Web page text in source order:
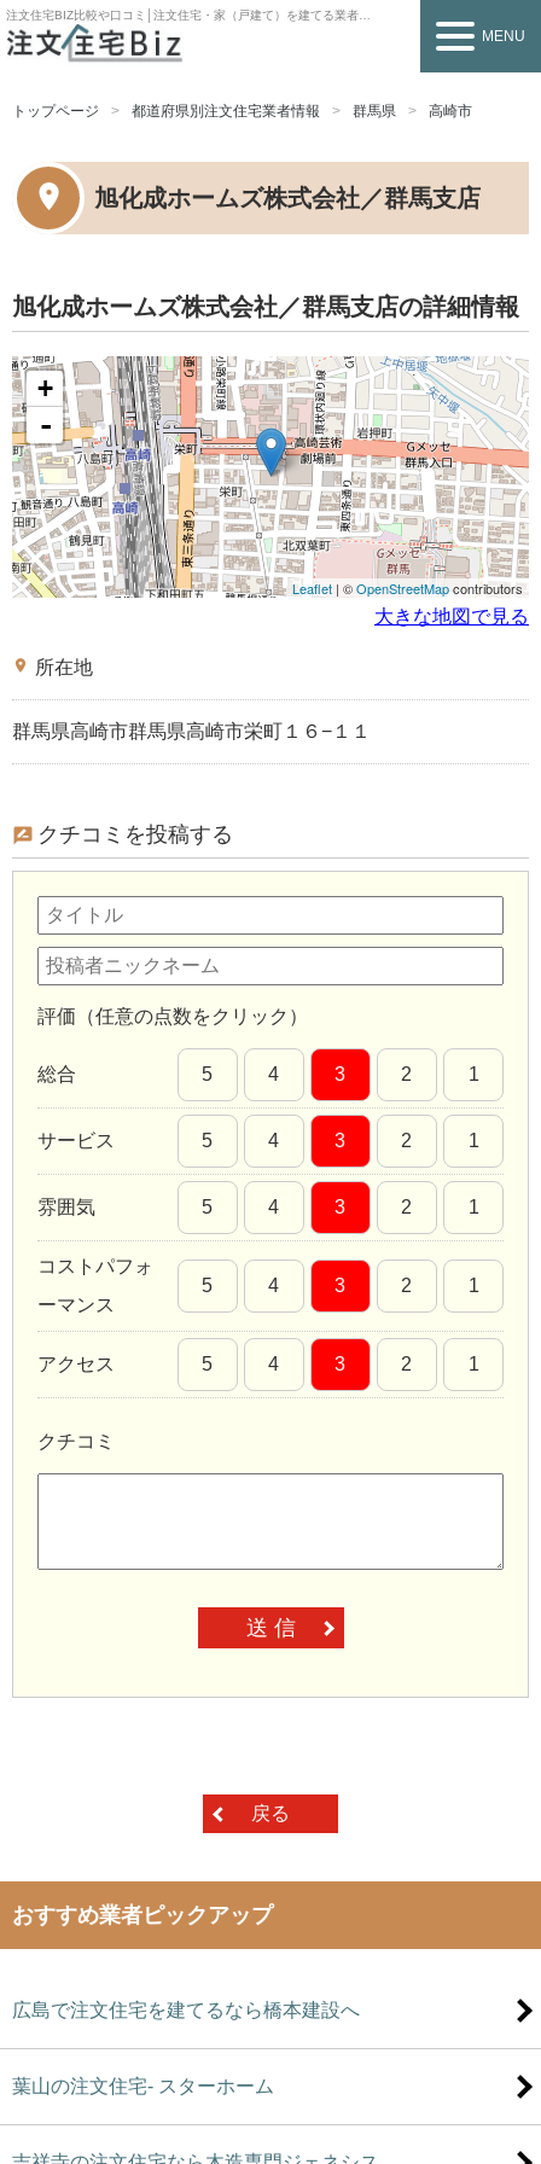
注文住宅BIZ比較や口コミ│注文住宅・家（戸建て）を建てる業者を探すなら
MENU
トップページ 都道府県別注文住宅業者情報 群馬県 高崎市
旭化成ホームズ株式会社／群馬支店
旭化成ホームズ株式会社／群馬支店の詳細情報
+
-
Leaflet | ©OpenStreetMapcontributors
大きな地図で見る
place 所在地
群馬県高崎市群馬県高崎市栄町１６−１１
クチコミを投稿する
評価（任意の点数をクリック）
総合 5 4 3 2 1
サービス 5 4 3 2 1
雰囲気 5 4 3 2 1
コストパフォ
ーマンス
5 4 3 2 1
アクセス 5 4 3 2 1
クチコミ
送 信
戻る
おすすめ業者ピックアップ
広島で注文住宅を建てるなら橋本建設へ
葉山の注文住宅- スターホーム